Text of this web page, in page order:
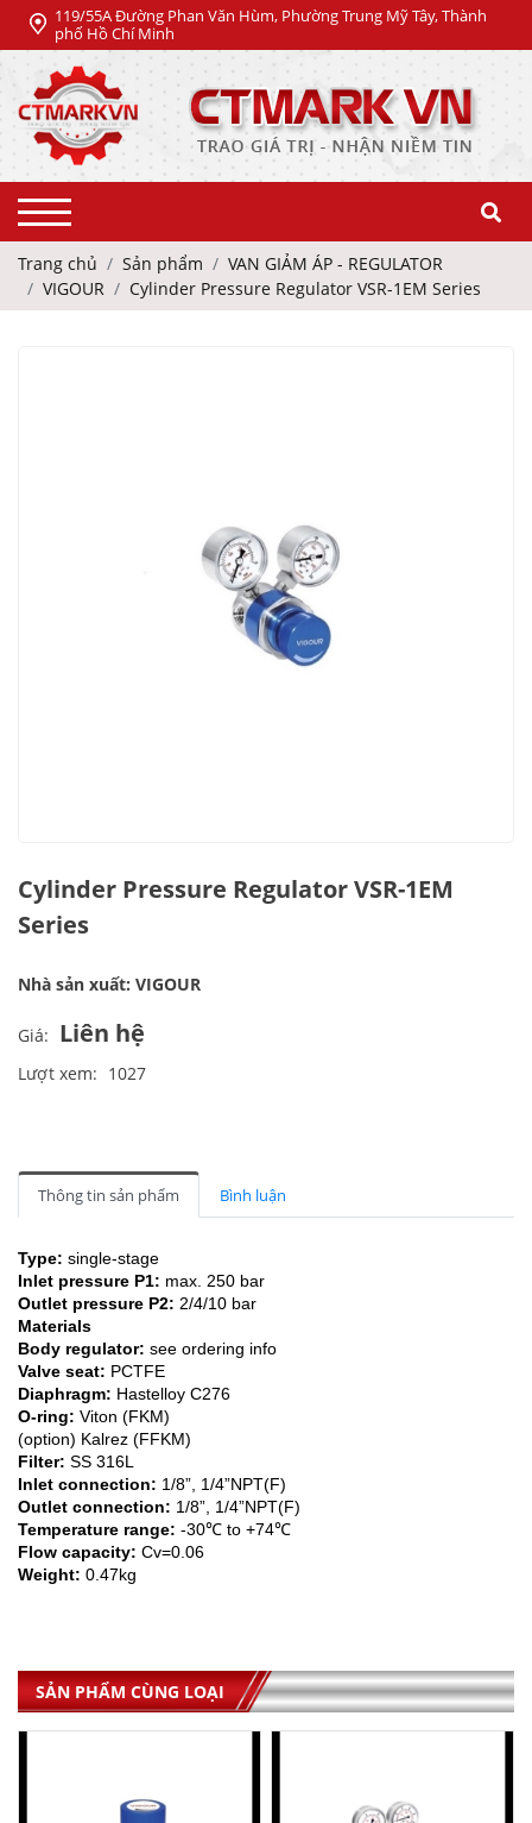
119/55A Đường Phan Văn Hùm, Phường Trung Mỹ Tây, Thành
phố Hồ Chí Minh
Trang chủ Sản phẩm
VAN GIẢM ÁP - REGULATOR
VIGOUR
Cylinder Pressure Regulator VSR-1EM Series
Cylinder Pressure Regulator VSR-1EM
Series
Nhà sản xuất: VIGOUR
Giá: Liên hệ
Lượt xem: 1027
Thông tin sản phẩm Bình luận
Type: single-stage
Inlet pressure P1: max. 250 bar
Outlet pressure P2: 2/4/10 bar
Materials
Body regulator: see ordering info
Valve seat: PCTFE
Diaphragm: Hastelloy C276
O-ring: Viton (FKM)
(option) Kalrez (FFKM)
Filter: SS 316L
Inlet connection: 1/8”, 1/4”NPT(F)
Outlet connection: 1/8”, 1/4”NPT(F)
Temperature range: -30℃ to +74℃
Flow capacity: Cv=0.06
Weight: 0.47kg
SẢN PHẨM CÙNG LOẠI